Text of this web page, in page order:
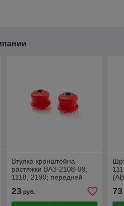
Втулка кронштейна
растяжки ВАЗ-2108-09,
1118, 2190; передней
(2шт) КРАСНЫЙ
ПОЛИУРЕТАН
23руб. 73